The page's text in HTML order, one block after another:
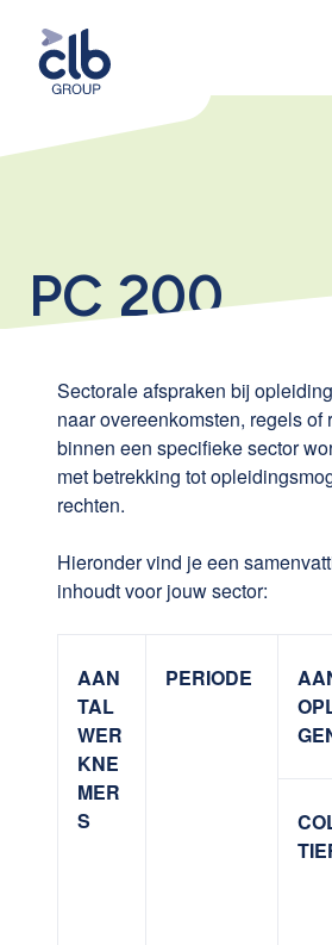
PC 200
Sectorale afspraken bij
naar overeenkomsten, regels of
binnen een specifieke sector
met betrekking tot
rechten.
Hieronder vind je een
inhoudt voor jouw sector:
AAN
TAL
WER
KNE
MER
S
PERIODE